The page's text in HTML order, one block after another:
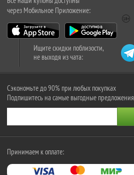
через Мобильное Приложение:
Ищите скидки поблизости,
не выходя из чата:
Сэкономьте до 90% при любых покупках
Подпишитесь на самые выгодные предложения
Принимаем к оплате: